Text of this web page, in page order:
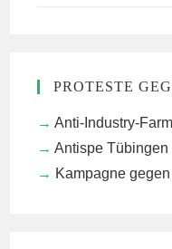
PROTESTE
Anti-Industry-Farm
Antispe Tübingen
Kampagne